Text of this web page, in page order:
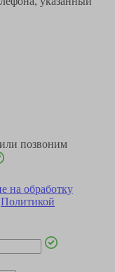
позвоним
на обработку
Политикой